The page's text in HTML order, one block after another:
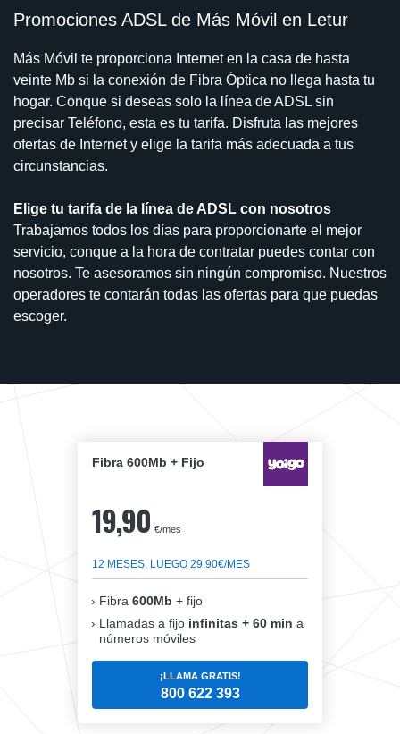
Promociones ADSL de Más Móvil en Letur
Más Móvil te proporciona Internet en la casa de hasta
veinte Mb si la conexión de Fibra Óptica no llega hasta tu
hogar. Conque si deseas solo la línea de ADSL sin
precisar Teléfono, esta es tu tarifa. Disfruta las mejores
ofertas de Internet y elige la tarifa más adecuada a tus
circunstancias.
Elige tu tarifa de la línea de ADSL con nosotros
Trabajamos todos los días para proporcionarte el mejor
servicio, conque a la hora de contratar puedes contar con
nosotros. Te asesoramos sin ningún compromiso. Nuestros
operadores te contarán todas las ofertas para que puedas
escoger.
Fibra 600Mb + Fijo
19,90 €/mes
12 MESES, LUEGO 29,90€/MES
Fibra 600Mb + fijo
Llamadas a fijo infinitas + 60 min a
números móviles
¡LLAMA GRATIS!
800 622 393